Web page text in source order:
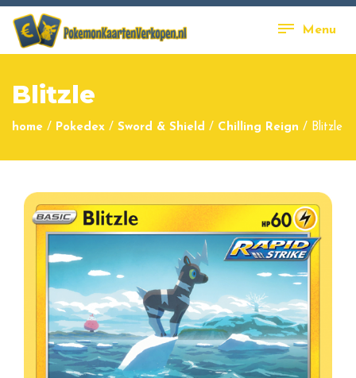
Menu
Blitzle
home / Pokedex / Sword & Shield / Chilling Reign / Blitzle